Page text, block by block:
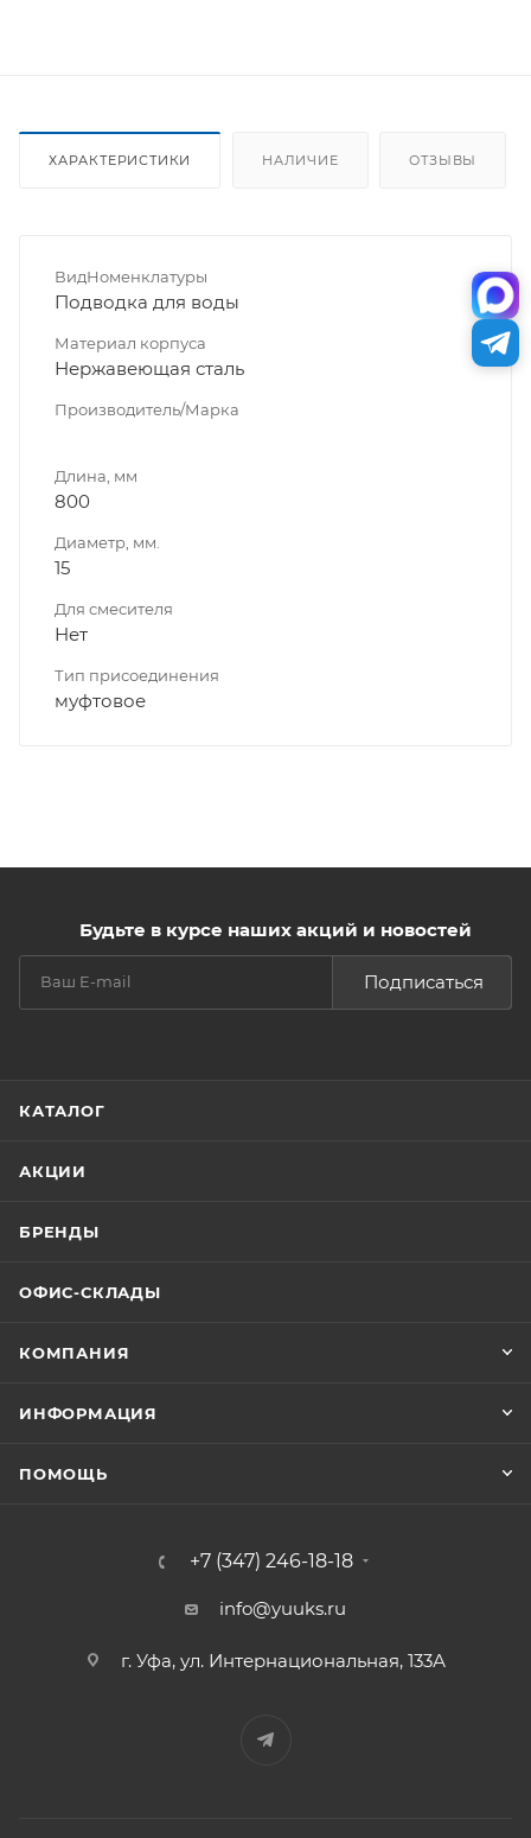
ХАРАКТЕРИСТИКИ НАЛИЧИЕ ОТЗЫВЫ
ВидНоменклатуры
Подводка для воды
Материал корпуса
Нержавеющая сталь
Производитель/Марка
Длина, мм
800
Диаметр, мм.
15
Для смесителя
Нет
Тип присоединения
муфтовое
Будьте в курсе наших акций и новостей
Подписаться
КАТАЛОГ
АКЦИИ
БРЕНДЫ
ОФИС-СКЛАДЫ
КОМПАНИЯ
ИНФОРМАЦИЯ
ПОМОЩЬ
+7 (347) 246-18-18
info@yuuks.ru
г. Уфа, ул. Интернациональная, 133А